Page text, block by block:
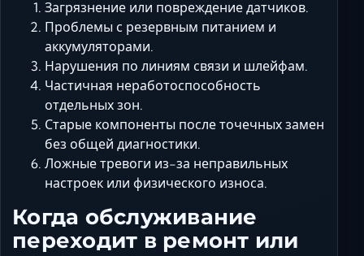
Загрязнение или повреждение датчиков.
Проблемы с резервным питанием и
аккумуляторами.
Нарушения по линиям связи и шлейфам.
Частичная неработоспособность
отдельных зон.
Старые компоненты после точечных замен
без общей диагностики.
Ложные тревоги из-за неправильных
настроек или физического износа.
Когда обслуживание
переходит в ремонт или